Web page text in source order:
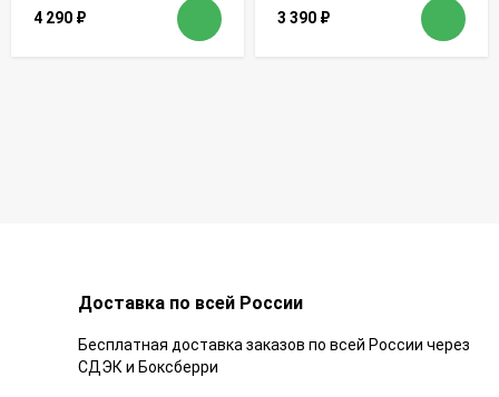
4 290 ₽ 3 390 ₽
Доставка по всей России
Бесплатная доставка заказов по всей России через
СДЭК и Боксберри